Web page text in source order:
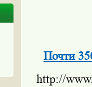
Почти
http://